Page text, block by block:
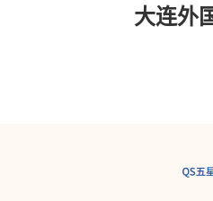
大连外